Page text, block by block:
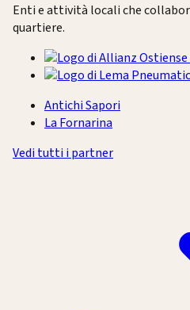
Enti e attività locali che
quartiere.
Antichi Sapori
La Fornarina
Vedi tutti i partner